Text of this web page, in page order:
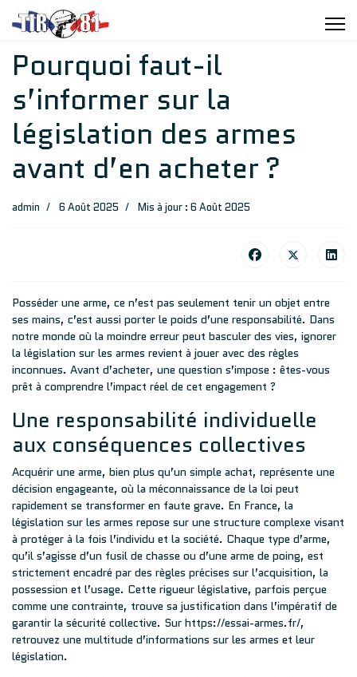
Pourquoi faut-il
s’informer sur la
législation des armes
avant d’en acheter ?
admin 6 Août 2025 Mis à jour : 6 Août 2025
Posséder une arme, ce n’est pas seulement tenir un objet entre
ses mains, c’est aussi porter le poids d’une responsabilité. Dans
notre monde où la moindre erreur peut basculer des vies, ignorer
la législation sur les armes revient à jouer avec des règles
inconnues. Avant d’acheter, une question s’impose : êtes-vous
prêt à comprendre l’impact réel de cet engagement ?
Une responsabilité individuelle
aux conséquences collectives
Acquérir une arme, bien plus qu’un simple achat, représente une
décision engageante, où la méconnaissance de la loi peut
rapidement se transformer en faute grave. En France, la
législation sur les armes repose sur une structure complexe visant
à protéger à la fois l’individu et la société. Chaque type d’arme,
qu’il s’agisse d’un fusil de chasse ou d’une arme de poing, est
strictement encadré par des règles précises sur l’acquisition, la
possession et l’usage. Cette rigueur législative, parfois perçue
comme une contrainte, trouve sa justification dans l’impératif de
garantir la sécurité collective. Sur https://essai-armes.fr/,
retrouvez une multitude d’informations sur les armes et leur
législation.